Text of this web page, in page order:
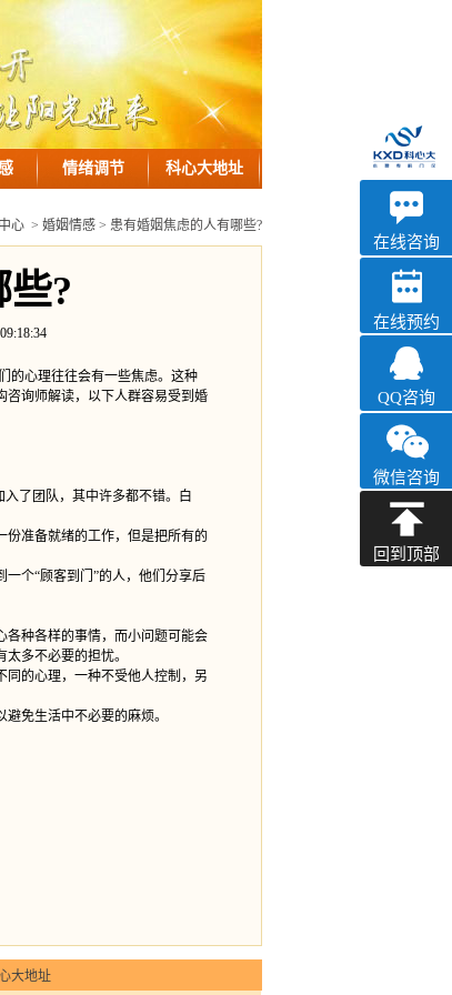
情绪调节 科心大地址
心 > 婚姻情感 > 患有婚姻焦虑的人有哪些?
?
心理往往会有一些焦虑。这种
咨询师解读，以下人群容易受到婚
了团队，其中许多都不错。白
准备就绪的工作，但是把所有的
个“顾客到门”的人，他们分享后
种各样的事情，而小问题可能会
多不必要的担忧。
的心理，一种不受他人控制，另
免生活中不必要的麻烦。
大地址
优眠
心理咨询
在线咨询
在线预约
QQ咨询
微信咨询
回到顶部